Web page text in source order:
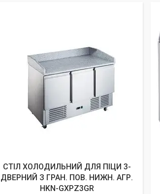
СТІЛ ХОЛОДИЛЬНИЙ ДЛЯ ПІЦИ 3-
ДВЕРНИЙ З ГРАН. ПОВ. НИЖН. АГР.
HKN-GXPZ3GR